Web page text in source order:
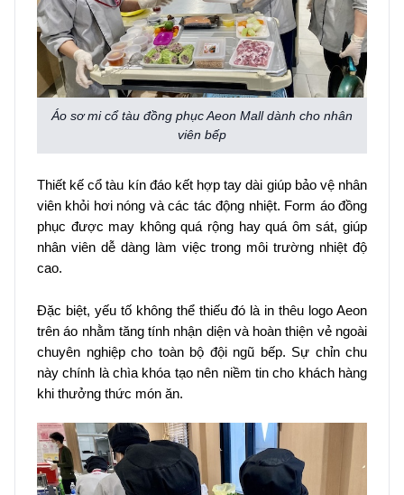
Áo sơ mi cổ tàu đồng phục Aeon Mall dành cho nhân
viên bếp
Thiết kế cổ tàu kín đáo kết hợp tay dài giúp bảo vệ nhân
viên khỏi hơi nóng và các tác động nhiệt. Form áo đồng
phục được may không quá rộng hay quá ôm sát, giúp
nhân viên dễ dàng làm việc trong môi trường nhiệt độ
cao.
Đặc biệt, yếu tố không thể thiếu đó là in thêu logo Aeon
trên áo nhằm tăng tính nhận diện và hoàn thiện vẻ ngoài
chuyên nghiệp cho toàn bộ đội ngũ bếp. Sự chỉn chu
này chính là chìa khóa tạo nên niềm tin cho khách hàng
khi thưởng thức món ăn.